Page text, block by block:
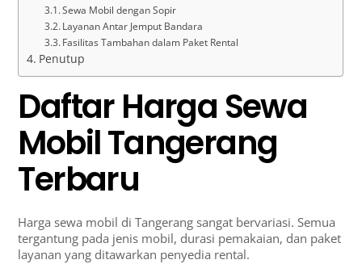
Sewa Mobil dengan Sopir
Layanan Antar Jemput Bandara
Fasilitas Tambahan dalam Paket Rental
Penutup
Daftar Harga Sewa
Mobil Tangerang
Terbaru
Harga sewa mobil di Tangerang sangat bervariasi. Semua
tergantung pada jenis mobil, durasi pemakaian, dan paket
layanan yang ditawarkan penyedia rental.